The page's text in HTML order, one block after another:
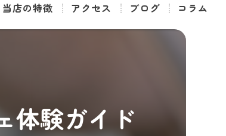
当店の特徴
大福
アクセス ブログ コラム
体験ガイド